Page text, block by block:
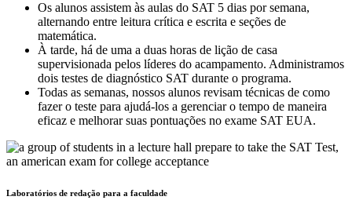
Os alunos assistem às aulas do SAT 5 dias por semana,
alternando entre leitura crítica e escrita e seções de
matemática.
À tarde, há de uma a duas horas de lição de casa
supervisionada pelos líderes do acampamento. Administramos
dois testes de diagnóstico SAT durante o programa.
Todas as semanas, nossos alunos revisam técnicas de como
fazer o teste para ajudá-los a gerenciar o tempo de maneira
eficaz e melhorar suas pontuações no exame SAT EUA.
Laboratórios de redação para a faculdade